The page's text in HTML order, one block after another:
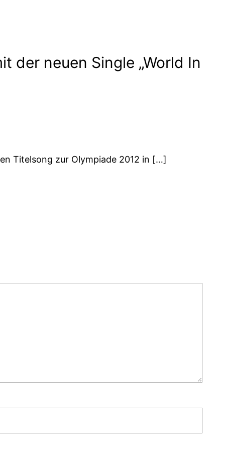
der neuen Single „World In
Titelsong zur Olympiade 2012 in […]